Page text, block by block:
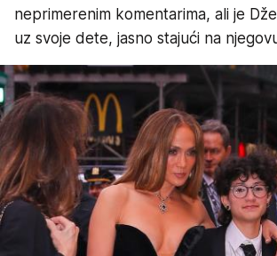
neprimerenim komentarima, ali je
uz svoje dete, jasno stajući na